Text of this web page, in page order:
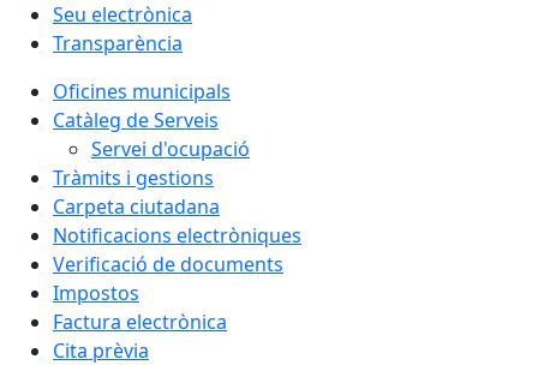
Seu electrònica
Transparència
Oficines municipals
Catàleg de Serveis
Servei d'ocupació
Tràmits i gestions
Carpeta ciutadana
Notificacions electròniques
Verificació de documents
Impostos
Factura electrònica
Cita prèvia